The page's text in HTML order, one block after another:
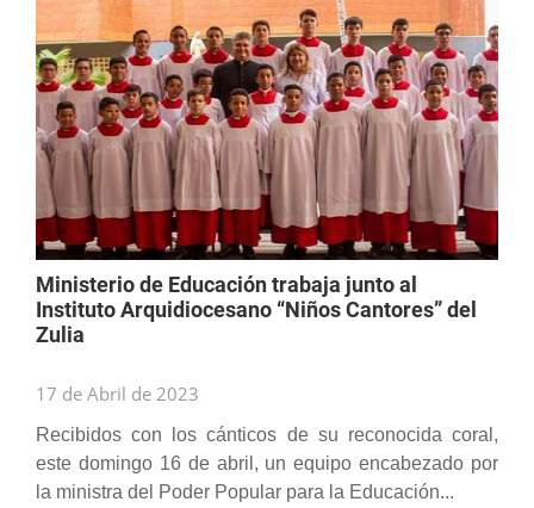
Ministerio de Educación trabaja junto al
Instituto Arquidiocesano “Niños Cantores” del
Zulia
17 de Abril de 2023
Recibidos con los cánticos de su reconocida coral,
este domingo 16 de abril, un equipo encabezado por
la ministra del Poder Popular para la Educación...